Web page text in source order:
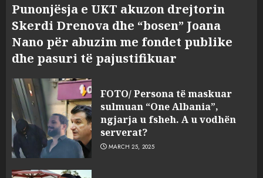
Punonjësja e UKT akuzon drejtorin
Skerdi Drenova dhe “bosen” Joana
Nano për abuzim me fondet publike
dhe pasuri të pajustifikuar
FOTO/ Persona të maskuar
sulmuan “One Albania”,
ngjarja u fsheh. A u vodhën
serverat?
MARCH 25, 2025